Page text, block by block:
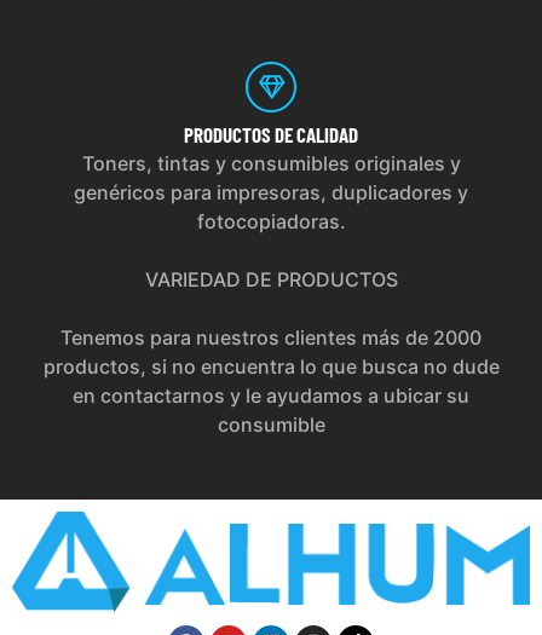
PRODUCTOS DE CALIDAD
Toners, tintas y consumibles originales y
genéricos para impresoras, duplicadores y
fotocopiadoras.
VARIEDAD DE PRODUCTOS
Tenemos para nuestros clientes más de 2000
productos, si no encuentra lo que busca no dude
en contactarnos y le ayudamos a ubicar su
consumible